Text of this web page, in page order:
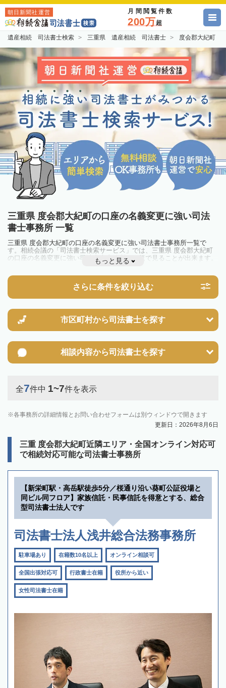
朝日新聞社運営 月間閲覧件数
200万超
遺産相続 司法書士検索 三重県 遺産相続 司法書士 度会郡大紀町
三重県 度会郡大紀町の口座の名義変更に強い司法
書士事務所 一覧
三重県 度会郡大紀町の口座の名義変更に強い司法書士事務所一覧で
す。相続会議の「司法書士検索サービス」では、三重県 度会郡大紀町
の口座の名義変更に強い司法書士事務所を一覧で見ることが出来ます。
相続のトラブルやお悩みを抱えている方は一度近隣の司法書士に相談し
もっと見る
さらに条件を絞り込む
市区町村から司法書士を探す
相談内容から司法書士を探す
全7件中 1~7件を表示
各事務所の詳細情報とお問い合わせフォームは別ウィンドウで開きます
更新日：2026年8月6日
三重 度会郡大紀町近隣エリア・全国オンライン対応可
で相続対応可能な司法書士事務所
【新栄町駅・高岳駅徒歩5分／桜通り沿い葵町公証役場と
同ビル同フロア】家族信託・民事信託を得意とする、総合
型司法書士法人です
司法書士法人浅井総合法務事務所
駐車場あり 在籍数10名以上 オンライン相談可
全国出張対応可 行政書士在籍 役所から近い
女性司法書士在籍